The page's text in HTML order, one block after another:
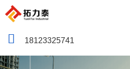
18123325741